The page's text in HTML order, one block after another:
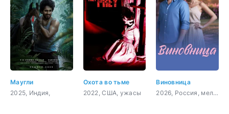
Маугли
2025, Индия,
Охота во тьме
2022, США, ужасы
Виновница
2026, Россия, мелодрама